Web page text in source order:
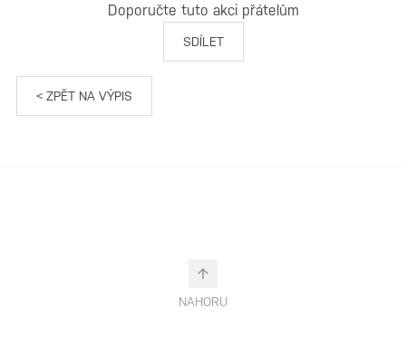
Doporučte tuto akci přátelům
SDÍLET
< ZPĚT NA VÝPIS
NAHORU